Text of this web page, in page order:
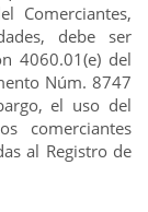
Comerciantes,
debe ser
4060.01(e) del
Núm. 8747
el uso del
comerciantes
al Registro de